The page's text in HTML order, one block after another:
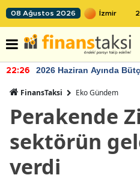
08 Ağustos 2026
22:26 2026 Haziran Ayında
FinansTaksi Eko Gündem
Perakende
sektörün
verdi